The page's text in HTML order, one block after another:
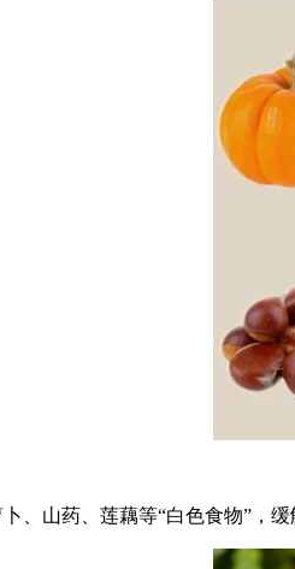
山药、莲藕等“白色食物”，缓